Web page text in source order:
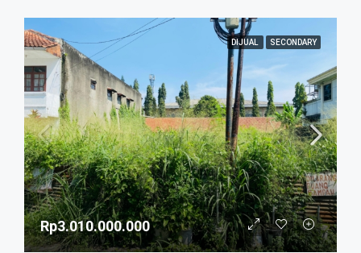
DIJUAL SECONDARY
Rp3.010.000.000